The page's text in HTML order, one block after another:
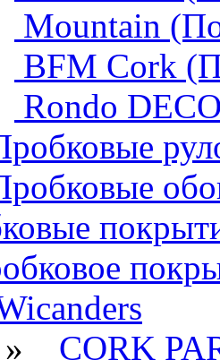
Mountain
BFM Cork
Rondo
»
CORK